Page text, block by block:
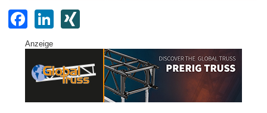
F
a
c
e
Li
k
e
G
Anzeige